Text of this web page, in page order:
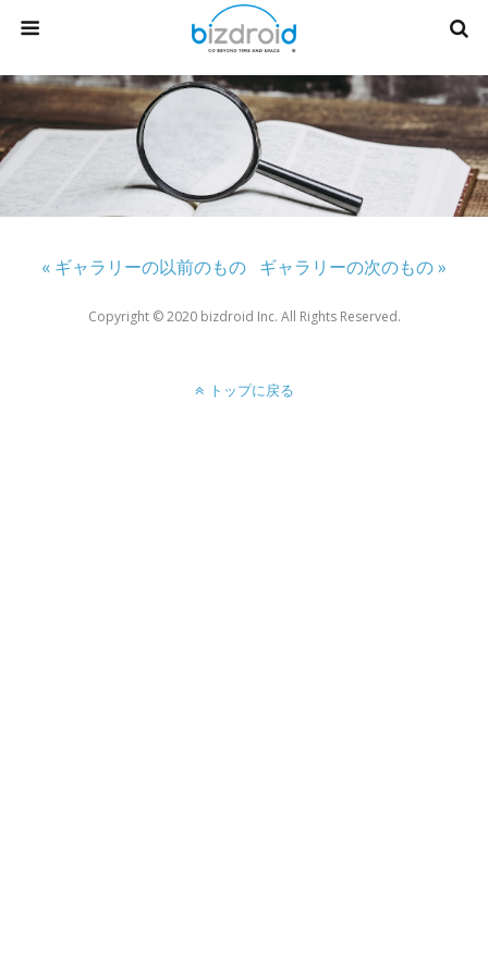
« ギャラリーの以前のもの ギャラリーの次のもの »
Copyright ©︎ 2020 bizdroid Inc. All Rights Reserved.
トップに戻る